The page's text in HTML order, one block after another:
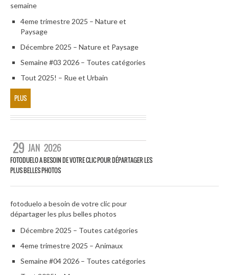
semaine
4eme trimestre 2025 – Nature et
Paysage
Décembre 2025 – Nature et Paysage
Semaine #03 2026 – Toutes catégories
Tout 2025! – Rue et Urbain
PLUS
29 JAN 2026
FOTODUELO A BESOIN DE VOTRE CLIC POUR DÉPARTAGER LES
PLUS BELLES PHOTOS
fotoduelo a besoin de votre clic pour
départager les plus belles photos
Décembre 2025 – Toutes catégories
4eme trimestre 2025 – Animaux
Semaine #04 2026 – Toutes catégories